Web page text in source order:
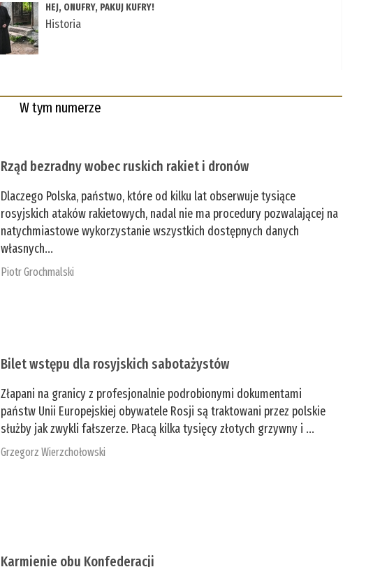
HEJ, ONUFRY, PAKUJ KUFRY!
Historia
W tym numerze
Rząd bezradny wobec ruskich rakiet i dronów
Dlaczego Polska, państwo, które od kilku lat obserwuje tysiące
rosyjskich ataków rakietowych, nadal nie ma procedury pozwalającej na
natychmiastowe wykorzystanie wszystkich dostępnych danych
własnych...
Piotr Grochmalski
Bilet wstępu dla rosyjskich sabotażystów
Złapani na granicy z profesjonalnie podrobionymi dokumentami
państw Unii Europejskiej obywatele Rosji są traktowani przez polskie
służby jak zwykli fałszerze. Płacą kilka tysięcy złotych grzywny i ...
Grzegorz Wierzchołowski
Karmienie obu Konfederacji